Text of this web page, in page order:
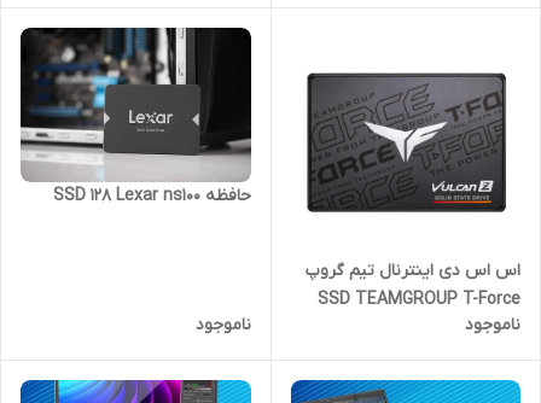
اس اس دی اینترنال تیم گروپ
SSD TEAMGROUP T-Force
Vulcan 2.5" 500GB
ناموجود
حافظه SSD 128 Lexar ns100
ناموجود